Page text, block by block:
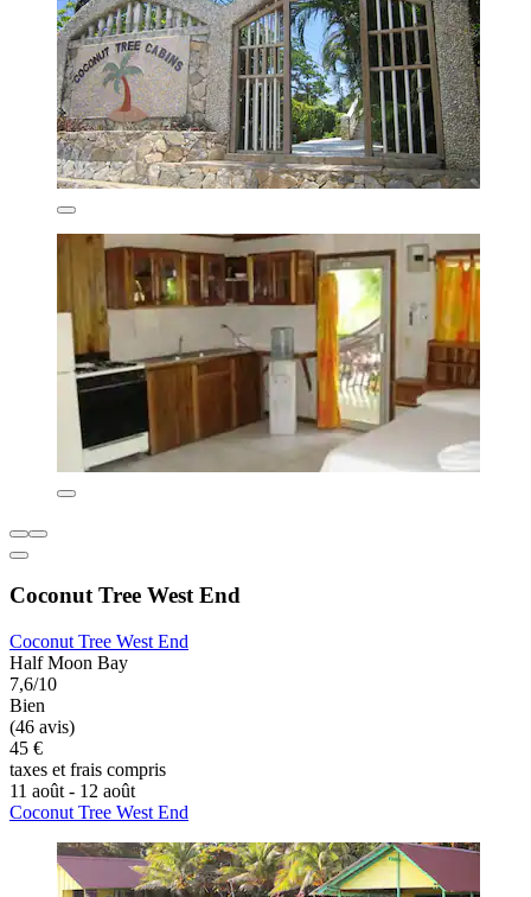
Coconut Tree West End
Coconut Tree West End
Half Moon Bay
7,6/10
Bien
(46 avis)
45 €
taxes et frais compris
11 août - 12 août
Coconut Tree West End